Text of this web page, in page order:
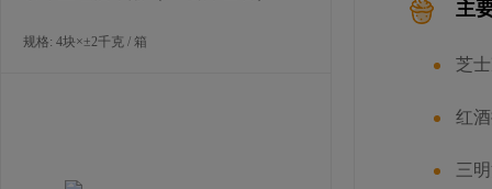
规格: 4块×±2千克 / 箱
主
芝
红
三